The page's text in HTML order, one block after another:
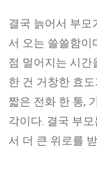
결국 늙어서 부모
서 오는 쓸쓸함이
점 멀어지는 시간
한 건 거창한 효
짧은 전화 한 통,
각이다. 결국 부
서 더 큰 위로를